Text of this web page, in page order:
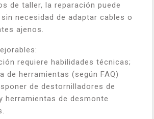
de taller, la reparación puede
necesidad de adaptar cables o
ajenos.
requiere habilidades técnicas;
de herramientas (según FAQ)
de destornilladores de
herramientas de desmonte